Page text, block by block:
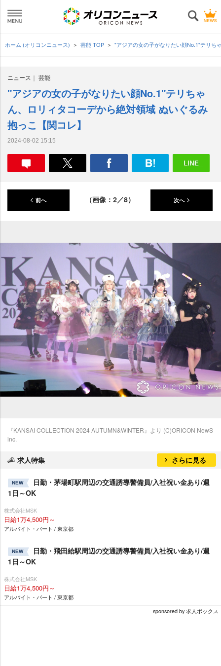
ホーム (オリコンニュース) 芸能 TOP "アジアの女の子がなりたい顔No.1"テリち
ニュース 芸能
"アジアの女の子がなりたい顔No.1"テリちゃ
ん、ロリィタコーデから絶対領域 ぬいぐるみ
抱っこ【関コレ】
2024-08-02 15:15
前へ （画像：2／8） 次へ
『KANSAI COLLECTION 2024 AUTUMN&WINTER』より (C)ORICON NewS
inc.
求人特集 さらに見る
NEW
日勤・茅場町駅周辺の交通誘導警備員/入社祝い金あり/週
1日～OK
株式会社MSK
日給1万4,500円～
アルバイト・パート / 東京都
NEW
日勤・飛田給駅周辺の交通誘導警備員/入社祝い金あり/週
1日～OK
株式会社MSK
日給1万4,500円～
アルバイト・パート / 東京都
sponsored by 求人ボックス